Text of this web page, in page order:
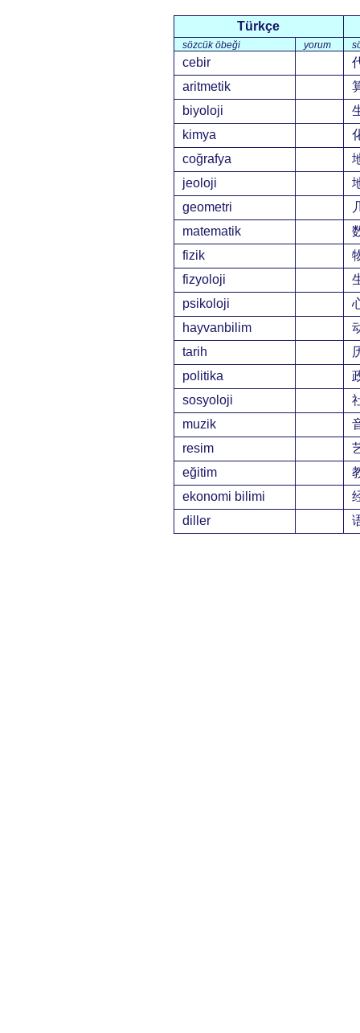
Türkçe
sözcük öbeği yorum
cebir
aritmetik
biyoloji
kimya
coğrafya
jeoloji
geometri
matematik
fizik
fizyoloji
psikoloji
hayvanbilim
tarih
politika
sosyoloji
muzik
resim
eğitim
ekonomi bilimi
diller